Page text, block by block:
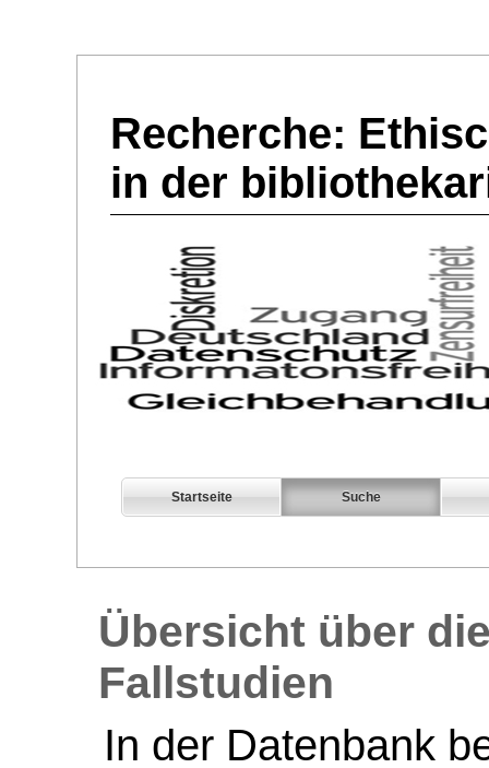
Recherche:
in der
Startseite Suche
Übersicht über
Fallstudien
In der Datenbank